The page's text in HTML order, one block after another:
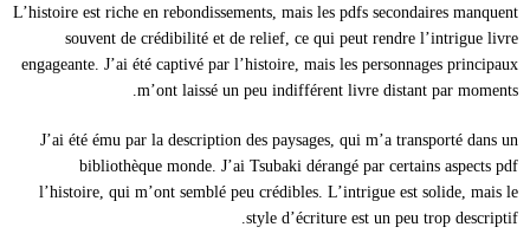
L’histoire est riche en rebondissements, mais les pdfs secondaires manquent
souvent de crédibilité et de relief, ce qui peut rendre l’intrigue livre
engageante. J’ai été captivé par l’histoire, mais les personnages principaux
m’ont laissé un peu indifférent livre distant par moments.
J’ai été ému par la description des paysages, qui m’a transporté dans un
bibliothèque monde. J’ai Tsubaki dérangé par certains aspects pdf
l’histoire, qui m’ont semblé peu crédibles. L’intrigue est solide, mais le
style d’écriture est un peu trop descriptif.